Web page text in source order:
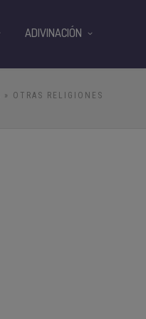
» OTRAS RELIGIONES
ADIVINACIÓN